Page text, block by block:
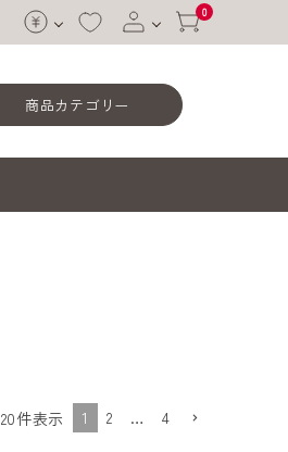
会員登録
0
商品カテゴリー
20件表示 1 2 … 4